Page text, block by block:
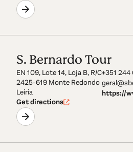
S. Bernardo Tour
EN 109, Lote 14, Loja B, R/C
2425-619 Monte Redondo
Leiria
Get directions
+351
https://